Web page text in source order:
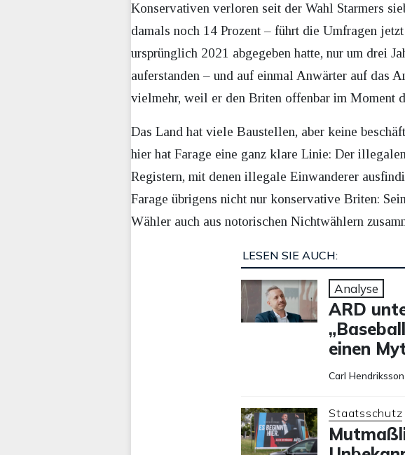
Konservativen verloren seit der Wahl Starmers
damals noch 14 Prozent – führt die Umfragen
ursprünglich 2021 abgegeben hatte, nur um drei
auferstanden – und auf einmal Anwärter auf das
vielmehr, weil er den Briten offenbar im Moment
Das Land hat viele Baustellen, aber keine
hier hat Farage eine ganz klare Linie: Der
Registern, mit denen illegale Einwanderer
Farage übrigens nicht nur konservative Briten:
Wähler auch aus notorischen Nichtwählern
LESEN SIE AUCH:
Analyse
ARD
einen
Carl Hendriksson
Staatsschutz